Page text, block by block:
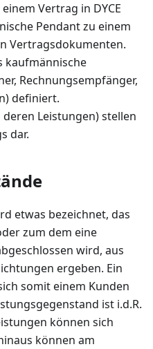
Vertrag in DYCE
Pendant zu einem
Vertragsdokumenten.
kaufmännische
Rechnungsempfänger,
definiert.
Leistungen) stellen
dar.
etwas bezeichnet, das
zum dem eine
wird, aus
ergeben. Ein
somit einem Kunden
ist i.d.R.
können sich
können am